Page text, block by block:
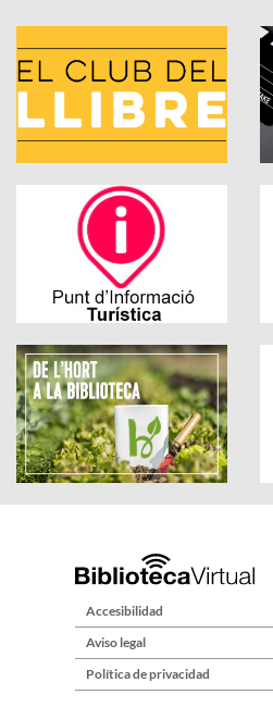
Accesibilidad
Aviso legal
Política de privacidad